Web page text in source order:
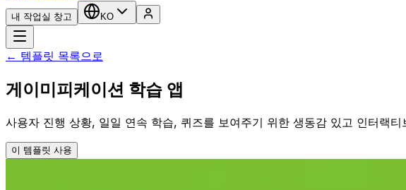
내 작업실 창고 KO
← 템플릿 목록으로
게이미피케이션 학습 앱
사용자 진행 상황, 일일 연속 학습, 퀴즈를 보여주기 위한 생동감 있고 인터랙티
이 템플릿 사용